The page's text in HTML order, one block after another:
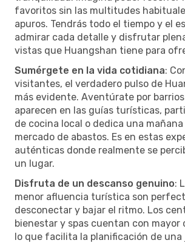
favoritos sin las multitudes
apuros. Tendrás todo el tiempo y el
admirar cada detalle y disfrutar
vistas que Huangshan tiene para
Sumérgete en la vida cotidiana:
visitantes, el verdadero pulso de
más evidente. Aventúrate por
aparecen en las guías turísticas,
de cocina local o dedica una
mercado de abastos. Es en estas
auténticas donde realmente se
un lugar.
Disfruta de un descanso genuino:
menor afluencia turística son
desconectar y bajar el ritmo. Los
bienestar y spas cuentan con mayor
lo que facilita la planificación de una